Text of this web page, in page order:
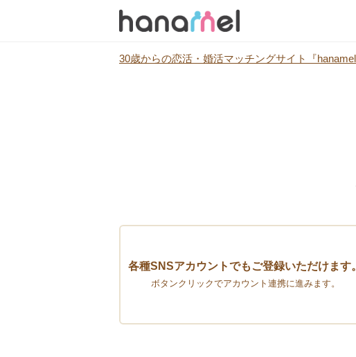
30歳からの恋活・婚活マッチングサイト『hanamel
各種SNSアカウントでもご登録いただけます。
ボタンクリックでアカウント連携に進みます。